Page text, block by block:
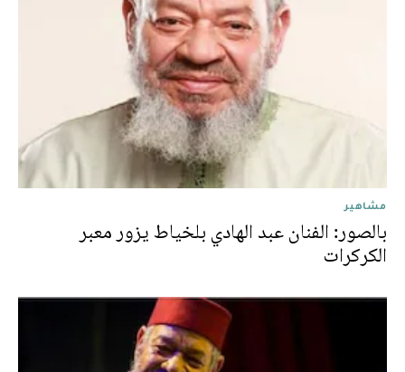
مشاهير
بالصور: الفنان عبد الهادي بلخياط يزور معبر
الكركرات